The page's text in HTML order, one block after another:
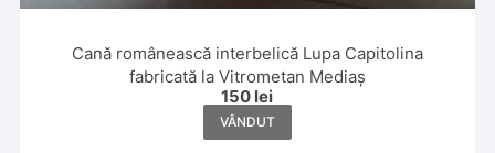
Cană românească interbelică Lupa Capitolina
fabricată la Vitrometan Mediaș
150 lei
VÂNDUT